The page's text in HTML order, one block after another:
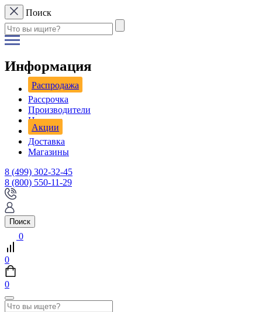
Поиск
Информация
Распродажа
Рассрочка
Производители
Новости
Акции
Доставка
Магазины
8 (499) 302-32-45
8 (800) 550-11-29
Поиск
0
0
0